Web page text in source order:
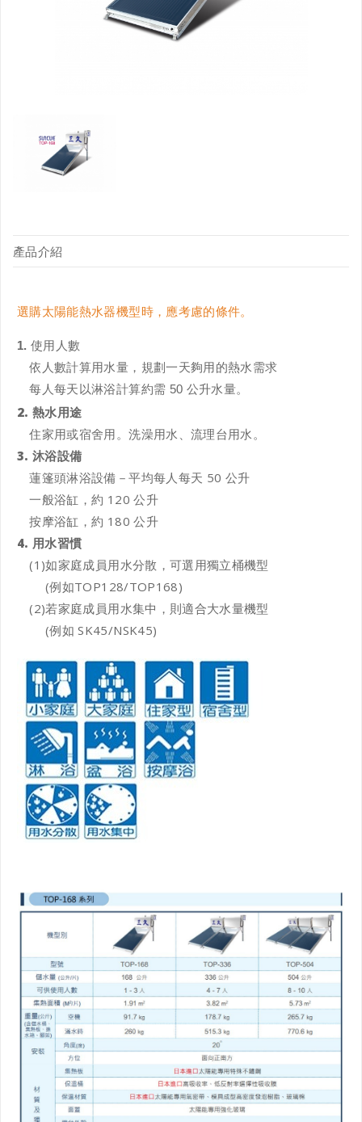
產品介紹
選購太陽能熱水器機型時，應考慮的條件。
1. 使用人數
依人數計算用水量，規劃一天夠用的熱水需求
每人每天以淋浴計算約需 50 公升水量。
2. 熱水用途
住家用或宿舍用。洗澡用水、流理台用水。
3. 沐浴設備
蓮篷頭淋浴設備－平均每人每天 50 公升
一般浴缸，約 120 公升
按摩浴缸，約 180 公升
4. 用水習慣
(1)如家庭成員用水分散，可選用獨立桶機型
(例如TOP128/TOP168)
(2)若家庭成員用水集中，則適合大水量機型
(例如 SK45/NSK45)